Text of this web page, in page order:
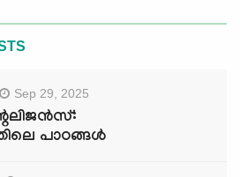
Sep 29, 2025
പാഠങ്ങൾ